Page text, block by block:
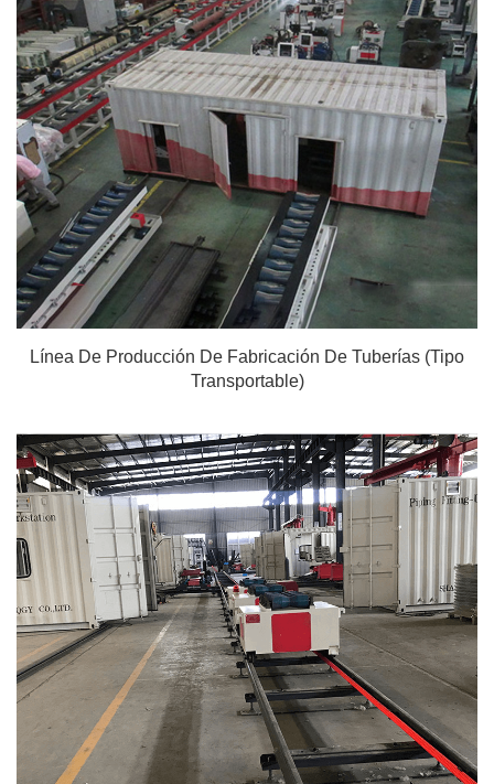
Línea De Producción De Fabricación De Tuberías (tipo
Transportable)